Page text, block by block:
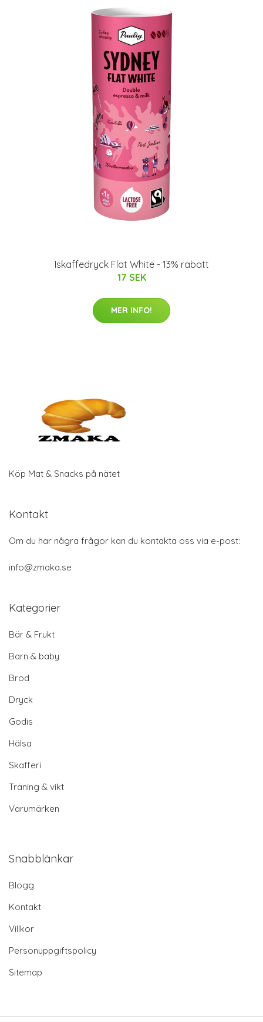
Iskaffedryck Flat White - 13% rabatt
17 SEK
MER INFO!
Köp Mat & Snacks på nätet
Kontakt
Om du har några frågor kan du kontakta oss via e-post:
info@zmaka.se
Kategorier
Bär & Frukt
Barn & baby
Bröd
Dryck
Godis
Hälsa
Skafferi
Träning & vikt
Varumärken
Snabblänkar
Blogg
Kontakt
Villkor
Personuppgiftspolicy
Sitemap